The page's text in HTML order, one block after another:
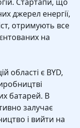
джерел енергії,
отримують все
на
області є BYD,
батарей. В
залучає
і вийти на